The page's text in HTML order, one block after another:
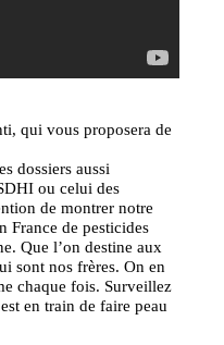
qui vous proposera de
dossiers aussi
ou celui des
de montrer notre
France de pesticides
Que l’on destine aux
sont nos frères. On en
chaque fois. Surveillez
en train de faire peau